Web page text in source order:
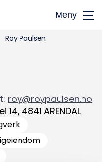
Meny
Roy Paulsen
: roy@roypaulsen.no
14, 4841 ARENDAL